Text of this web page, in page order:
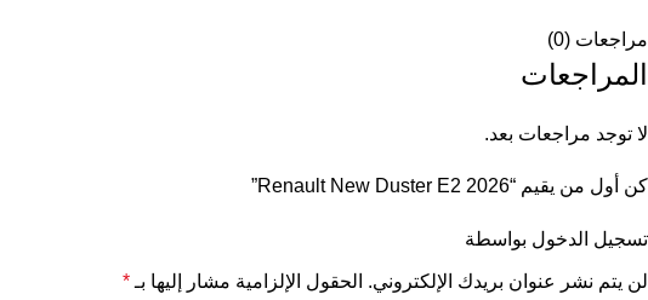
مراجعات (0)
المراجعات
لا توجد مراجعات بعد.
كن أول من يقيم “Renault New Duster E2 2026”
تسجيل الدخول بواسطة
لن يتم نشر عنوان بريدك الإلكتروني. الحقول الإلزامية مشار إليها بـ *